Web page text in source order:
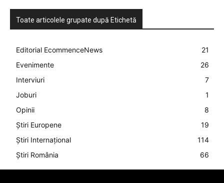
Toate articolele grupate după Etichetă
Editorial EcommenceNews
21
Evenimente
26
Interviuri
7
Joburi
1
Opinii
8
Știri Europene
19
Știri Internațional
114
Știri România
66